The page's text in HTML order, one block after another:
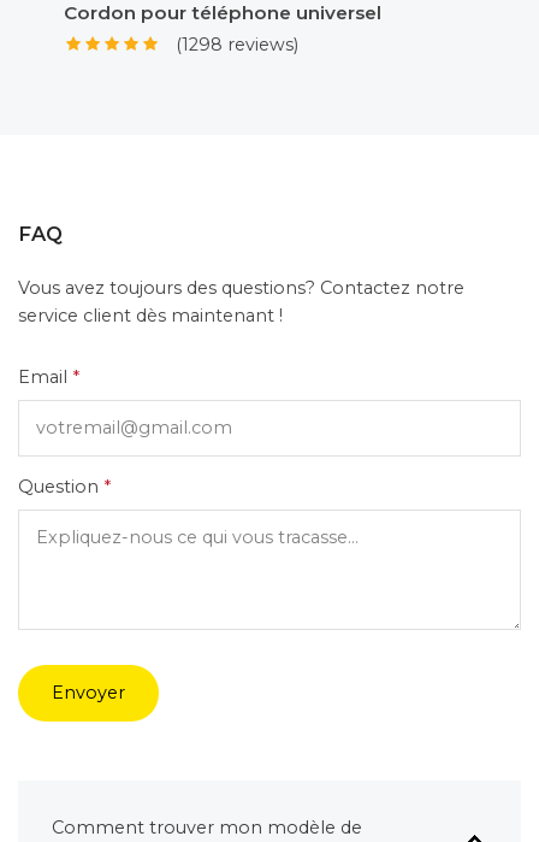
Cordon pour téléphone universel
(1298 reviews)
FAQ
Vous avez toujours des questions? Contactez notre
service client dès maintenant !
Email *
Question *
Envoyer
Comment trouver mon modèle de